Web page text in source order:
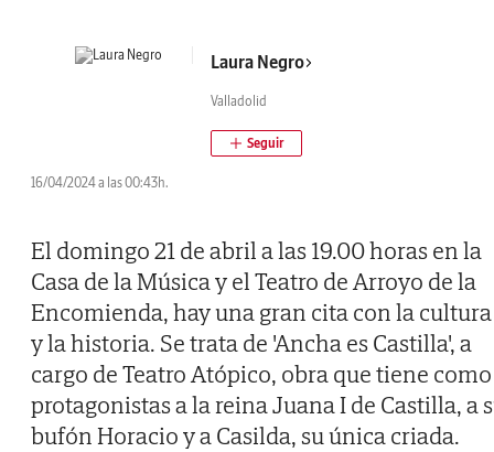
Laura Negro
Valladolid
16/04/2024 a las 00:43h.
El domingo 21 de abril a las 19.00 horas en la
Casa de la Música y el Teatro de Arroyo de la
Encomienda, hay una gran cita con la cultura
y la historia. Se trata de 'Ancha es Castilla', a
cargo de Teatro Atópico, obra que tiene como
protagonistas a la reina Juana I de Castilla, a
bufón Horacio y a Casilda, su única criada.